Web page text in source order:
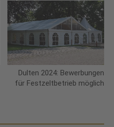
Dulten 2024: Bewerbungen
für Festzeltbetrieb möglich